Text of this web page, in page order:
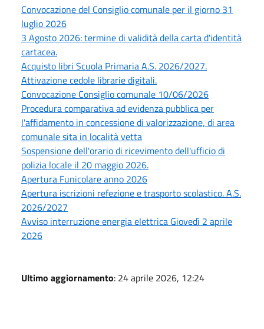
Convocazione del Consiglio comunale per il giorno 31
luglio 2026
3 Agosto 2026: termine di validità della carta d'identità
cartacea.
Acquisto libri Scuola Primaria A.S. 2026/2027.
Attivazione cedole librarie digitali.
Convocazione Consiglio comunale 10/06/2026
Procedura comparativa ad evidenza pubblica per
l'affidamento in concessione di valorizzazione, di area
comunale sita in località vetta
Sospensione dell'orario di ricevimento dell'ufficio di
polizia locale il 20 maggio 2026.
Apertura Funicolare anno 2026
Apertura iscrizioni refezione e trasporto scolastico. A.S.
2026/2027
Avviso interruzione energia elettrica Giovedì 2 aprile
2026
Ultimo aggiornamento: 24 aprile 2026, 12:24